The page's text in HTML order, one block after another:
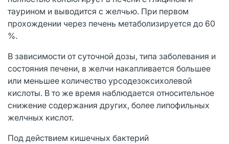
таурином и выводится с желчью. При первом
прохождении через печень метаболизируется до 60
%.
В зависимости от суточной дозы, типа заболевания и
состояния печени, в желчи накапливается большее
или меньшее количество урсодезоксихолевой
кислоты. В то же время наблюдается относительное
снижение содержания других, более липофильных
желчных кислот.
Под действием кишечных бактерий